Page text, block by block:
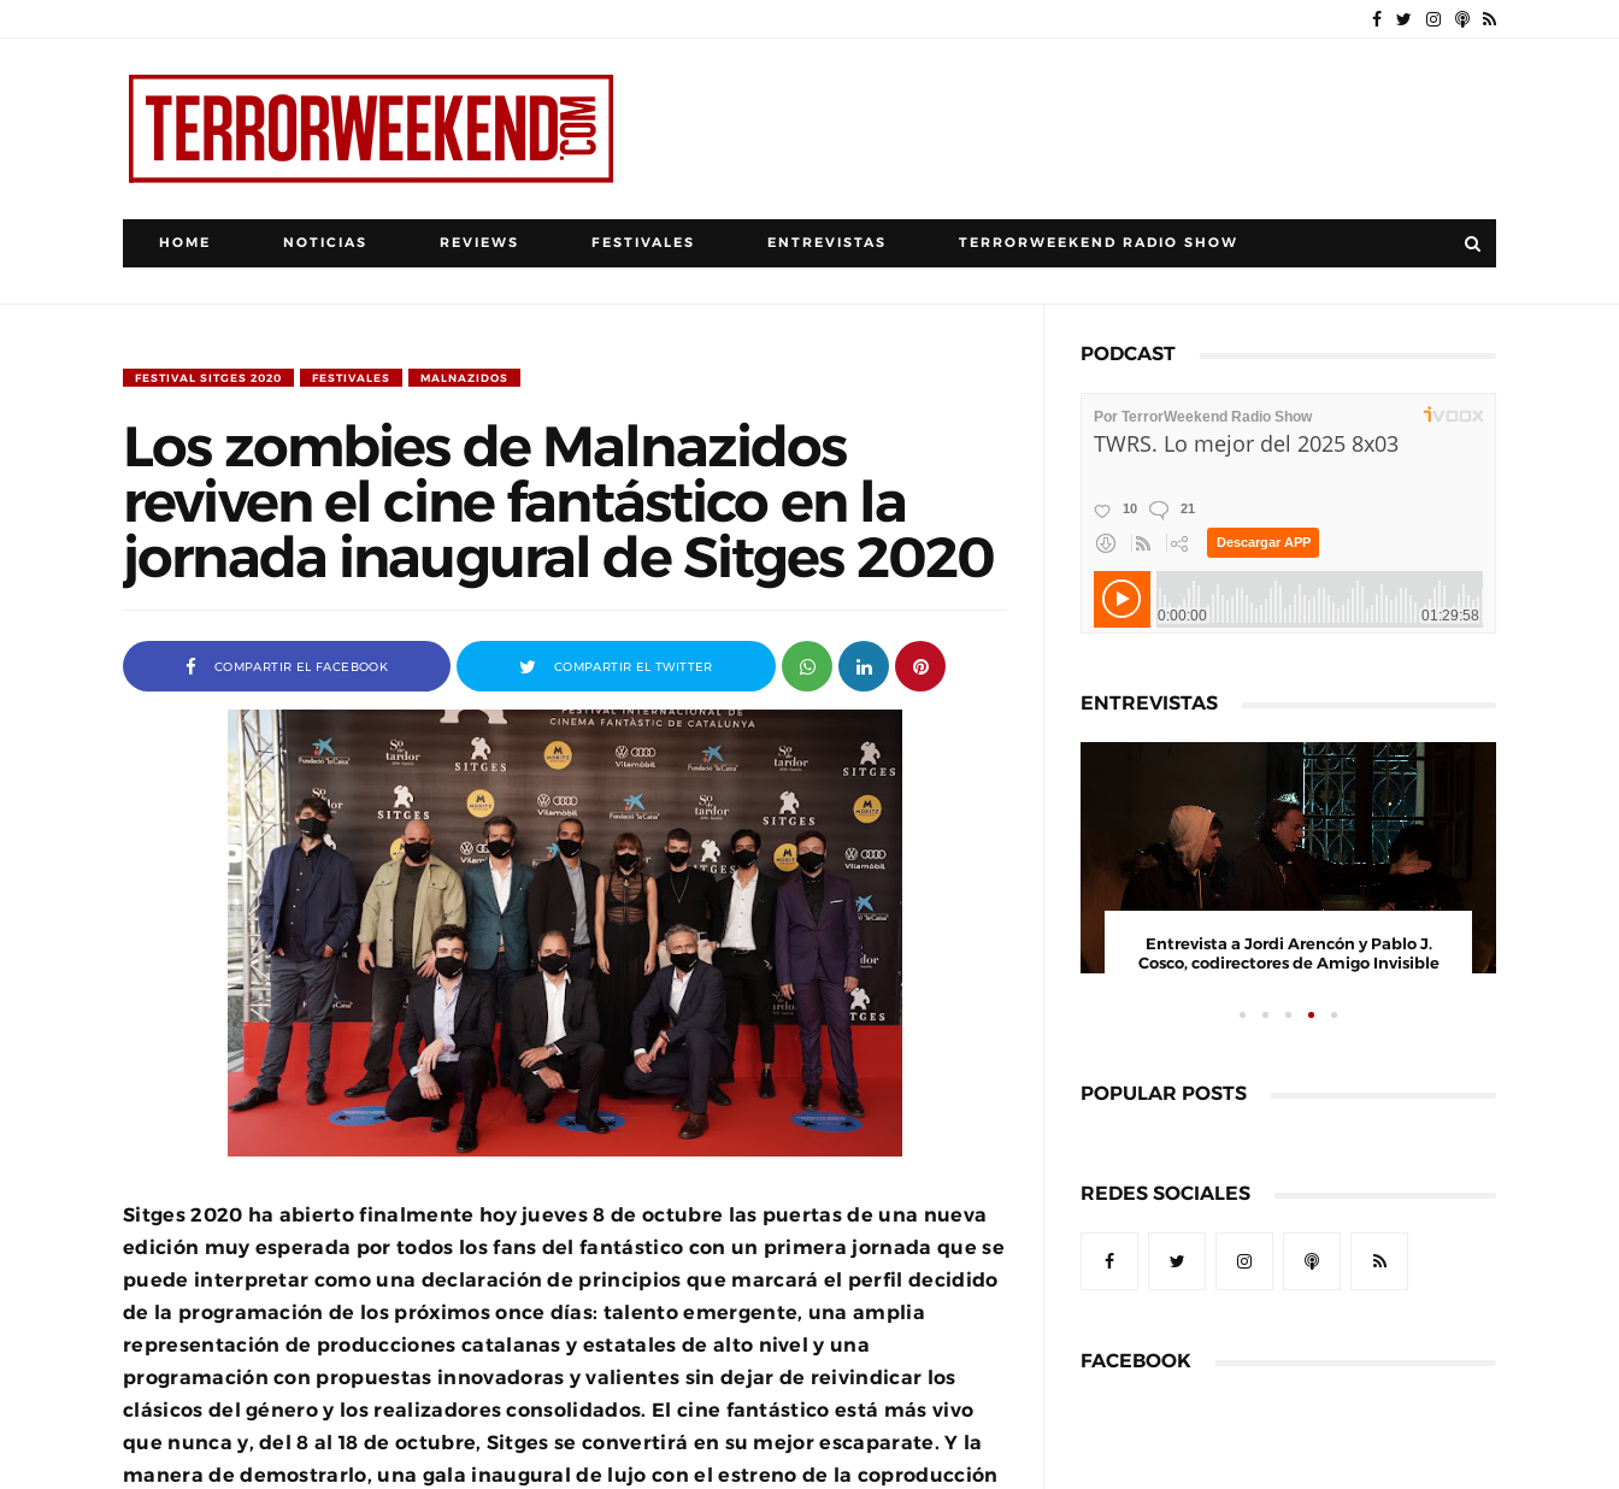
HOME NOTICIAS REVIEWS FESTIVALES ENTREVISTAS TERRORWEEKEND RADIO SHOW
FESTIVAL SITGES 2020 FESTIVALES MALNAZIDOS
Los zombies de Malnazidos
reviven el cine fantástico en la
jornada inaugural de Sitges 2020
COMPARTIR EL FACEBOOK COMPARTIR EL TWITTER
Sitges 2020 ha abierto finalmente hoy jueves 8 de octubre las puertas de una nueva
edición muy esperada por todos los fans del fantástico con un primera jornada que se
puede interpretar como una declaración de principios que marcará el perfil decidido
de la programación de los próximos once días: talento emergente, una amplia
representación de producciones catalanas y estatales de alto nivel y una
programación con propuestas innovadoras y valientes sin dejar de reivindicar los
clásicos del género y los realizadores consolidados. El cine fantástico está más vivo
que nunca y, del 8 al 18 de octubre, Sitges se convertirá en su mejor escaparate. Y la
manera de demostrarlo, una gala inaugural de lujo con el estreno de la coproducción
PODCAST
ENTREVISTAS
Entrevista a Jordi Arencón y Pablo J.
Cosco, codirectores de Amigo Invisible
Entrevista a Paco Arasanz, director y
guionista de Nos Veremos Esta Noche,
Mi Amor
Entrevista a Javier Rueda, organizador
del Madd Film Market
POPULAR POSTS
REDES SOCIALES
FACEBOOK